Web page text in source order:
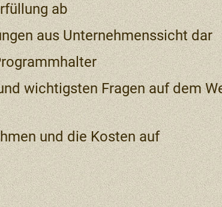
ab
aus Unternehmenssicht dar
wichtigsten Fragen auf dem
und die Kosten auf